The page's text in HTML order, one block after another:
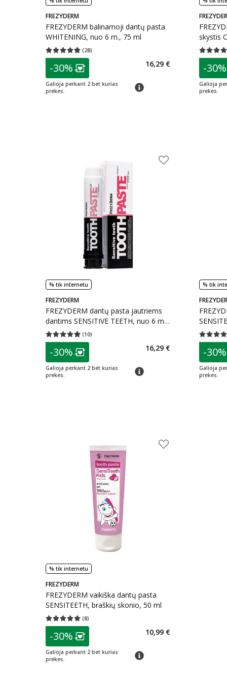
FREZYDERM
FREZYDERM balinamoji dantų pasta
WHITENING, nuo 6 m., 75 ml
(28)
Vidutinis įvertinimas 4.75
patarimas
Lojalumo klubo narių nuolaida:
-30%
Galioja perkant 2 bet kurias
prekes.
patarimas
16,29 €
skystis
m., 250
Vidutinis
-30%
Galioja
prekes.
% tik internetu
FREZYDERM
FREZYDERM dantų pasta jautriems
dantims SENSITIVE TEETH, nuo 6 m.,
75 ml
(10)
Vidutinis įvertinimas 4.90
patarimas
Lojalumo klubo narių nuolaida:
-30%
Galioja perkant 2 bet kurias
prekes.
patarimas
16,29 €
% tik
skonio,
Vidutinis
-30%
Galioja
prekes.
% tik internetu
FREZYDERM
FREZYDERM vaikiška dantų pasta
SENSITEETH, braškių skonio, 50 ml
(8)
Vidutinis įvertinimas 5.00
patarimas
Lojalumo klubo narių nuolaida
-30%
Galioja perkant 2 bet kurias
prekes.
patarimas
10,99 €